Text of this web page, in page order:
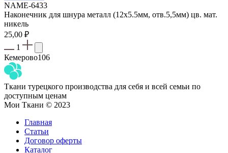
NAME-6433
Наконечник для шнура металл (12х5.5мм, отв.5,5мм) цв. мат.
никель
25,00 ₽
1
Кемерово106
Ткани турецкого производства для себя и всей семьи по
доступным ценам
Мои Ткани © 2023
Главная
Статьи
Договор оферты
Каталог